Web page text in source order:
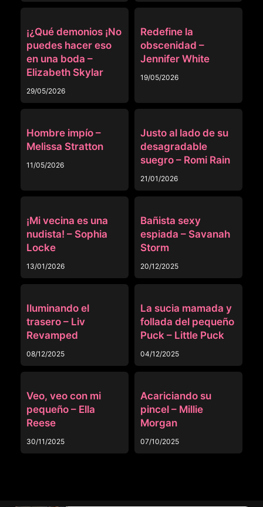
¡¿Qué demonios ¡No
puedes hacer eso
en una boda –
Elizabeth Skylar
29/05/2026
Redefine la
obscenidad –
Jennifer White
19/05/2026
Hombre impío –
Melissa Stratton
11/05/2026
Justo al lado de su
desagradable
suegro – Romi Rain
21/01/2026
¡Mi vecina es una
nudista! – Sophia
Locke
13/01/2026
Bañista sexy
espiada – Savanah
Storm
20/12/2025
Iluminando el
trasero – Liv
Revamped
08/12/2025
La sucia mamada y
follada del pequeño
Puck – Little Puck
04/12/2025
Veo, veo con mi
pequeño – Ella
Reese
30/11/2025
Acariciando su
pincel – Millie
Morgan
07/10/2025